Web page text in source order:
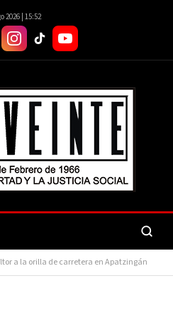
2026 | 15:52
a la orilla de carretera en Apatzingán